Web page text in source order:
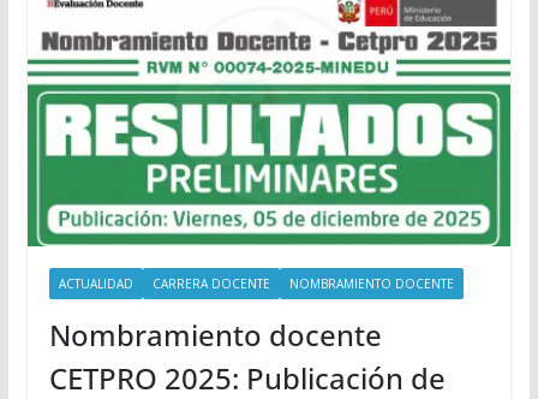
ACTUALIDAD CARRERA DOCENTE NOMBRAMIENTO DOCENTE
Nombramiento docente
CETPRO 2025: Publicación de